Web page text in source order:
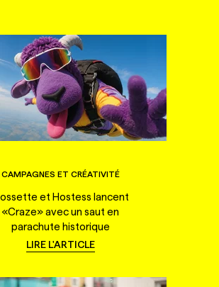
CAMPAGNES ET CRÉATIVITÉ
et Hostess lancent
«Craze» avec un saut en
parachute historique
LIRE L'ARTICLE